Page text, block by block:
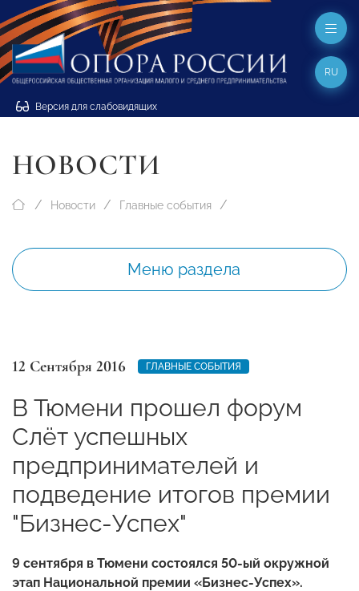
Версия для слабовидящих
RU
НОВОСТИ
Новости Главные события
Меню раздела
12 Сентября 2016 ГЛАВНЫЕ СОБЫТИЯ
В Тюмени прошел форум
Слёт успешных
предпринимателей и
подведение итогов премии
"Бизнес-Успех"
9 сентября в Тюмени состоялся 50-ый окружной
этап Национальной премии «Бизнес-Успех».